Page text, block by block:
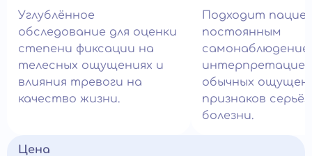
Углублённое
обследование для оценки
степени фиксации на
телесных ощущениях и
влияния тревоги на
качество жизни.
Подходит
постоянным
интерпретацией
обычных
признаков
болезни.
Цена